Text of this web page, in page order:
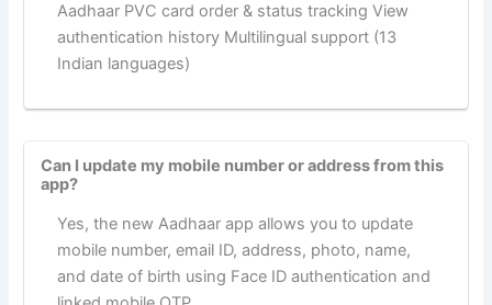
Aadhaar PVC card order & status tracking View
authentication history Multilingual support (13
Indian languages)
Can I update my mobile number or address from this
app?
Yes, the new Aadhaar app allows you to update
mobile number, email ID, address, photo, name,
and date of birth using Face ID authentication and